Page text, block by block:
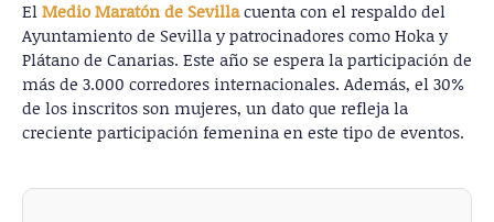
El Medio Maratón de Sevilla cuenta con el respaldo del
Ayuntamiento de Sevilla y patrocinadores como Hoka y
Plátano de Canarias. Este año se espera la participación de
más de 3.000 corredores internacionales. Además, el 30%
de los inscritos son mujeres, un dato que refleja la
creciente participación femenina en este tipo de eventos.